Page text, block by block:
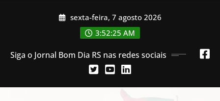
sexta-feira, 7 agosto 2026
3:52:26 AM
Siga o Jornal Bom Dia RS nas redes sociais